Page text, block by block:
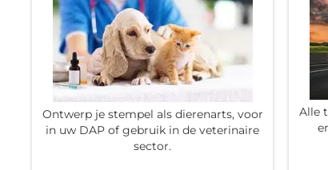
Ontwerp je stempel als dierenarts, voor
in uw DAP of gebruik in de veterinaire
sector.
Alle